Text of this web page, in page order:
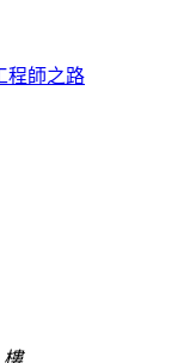
程師之路
樓